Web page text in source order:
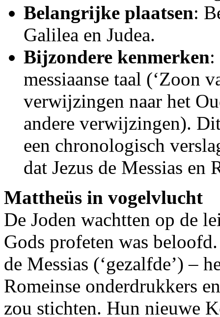
Belangrijke plaatsen:
­Galilea en Judea.
Bijzondere kenmerken:
messiaanse taal (‘Zoon
verwijzingen naar het
andere verwijzingen).
een chronologisch
dat Jezus de Messias en
Mattheüs in vogelvlucht
De Joden wachtten op de
Gods profeten was
de Messias (‘gezalfde’) –
Romeinse onderdrukkers
zou stichten. Hun nieuwe